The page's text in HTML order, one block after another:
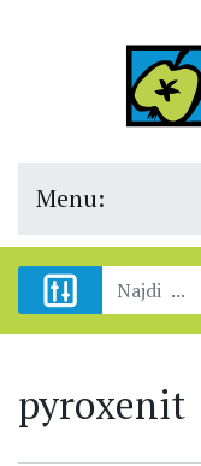
Menu:
pyroxenit